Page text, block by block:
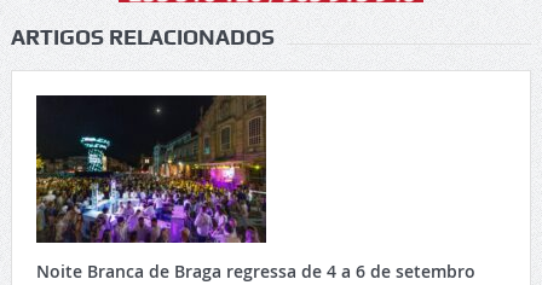
ARTIGOS RELACIONADOS
Noite Branca de Braga regressa de 4 a 6 de setembro